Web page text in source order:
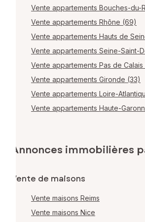
Vente appartements Bouches-du-
Vente appartements Rhône (69)
Vente appartements Hauts de
Vente appartements Seine-Saint-
Vente appartements Pas de Calais
Vente appartements Gironde (33)
Vente appartements Loire-
Vente appartements Haute-
Annonces immobilières
Vente de maisons
Vente maisons Reims
Vente maisons Nice